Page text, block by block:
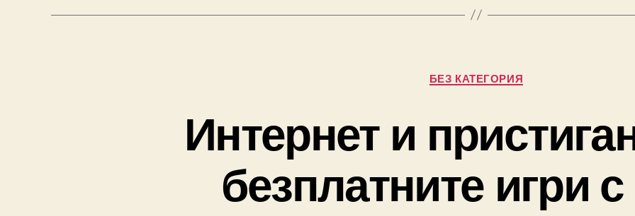
Categories
БЕЗ КАТЕГОРИЯ
Интернет и
безплатните игри